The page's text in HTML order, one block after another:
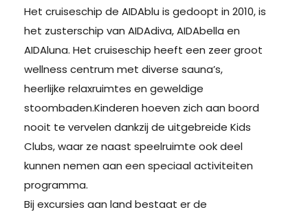
Het cruiseschip de AIDAblu is gedoopt in 2010, is
het zusterschip van AIDAdiva, AIDAbella en
AIDAluna. Het cruiseschip heeft een zeer groot
wellness centrum met diverse sauna’s,
heerlijke relaxruimtes en geweldige
stoombaden.Kinderen hoeven zich aan boord
nooit te vervelen dankzij de uitgebreide Kids
Clubs, waar ze naast speelruimte ook deel
kunnen nemen aan een speciaal activiteiten
programma.
Bij excursies aan land bestaat er de